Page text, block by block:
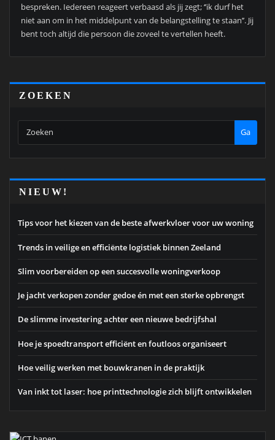
bespreken. Iedereen reageert verbaasd als jij zegt; ‘’ik durf het
niet aan om in het middelpunt van de belangstelling te staan’’. Jij
bent toch altijd die persoon die zoveel te vertellen heeft.
ZOEKEN
Ga
NIEUW!
Tips voor het kiezen van de beste afwerkvloer voor uw woning
Trends in veilige en efficiënte logistiek binnen Zeeland
Slim voorbereiden op een succesvolle woningverkoop
Je jacht verkopen zonder gedoe én met een sterke opbrengst
De slimme investering achter een nieuwe bedrijfshal
Hoe je spoedtransport efficiënt en foutloos organiseert
Hoe veilig werken met bouwkranen in de praktijk
Van inkt tot laser: hoe printtechnologie zich blijft ontwikkelen